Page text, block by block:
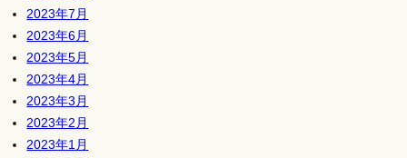
2023年7月
2023年6月
2023年5月
2023年4月
2023年3月
2023年2月
2023年1月